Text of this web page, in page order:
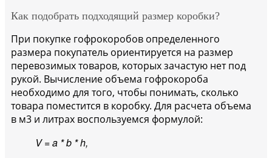
Как подобрать подходящий размер коробки?
При покупке гофрокоробов определенного
размера покупатель ориентируется на размер
перевозимых товаров, которых зачастую нет под
рукой. Вычисление объема гофрокороба
необходимо для того, чтобы понимать, сколько
товара поместится в коробку. Для расчета объема
в м3 и литрах воспользуемся формулой:
V = a * b * h,